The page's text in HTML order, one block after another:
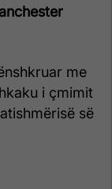
me
i çmimit
së